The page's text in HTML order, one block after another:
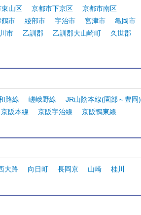
山区 京都市下京区
京都市南区
鶴市 綾部市 宇治市 宮津市
亀岡市
市 乙訓郡 乙訓郡大山崎町
久世郡
路線 嵯峨野線
JR山陰本線(園部～豊岡)
京阪本線 京阪宇治線
京阪鴨東線
大路 向日町 長岡京 山崎
桂川